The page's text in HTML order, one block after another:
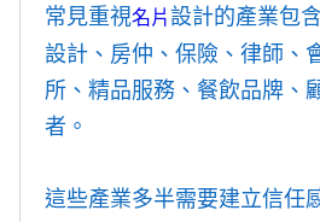
常見重視名片設計的產業包
設計、房仲、保險、律師、
所、精品服務、餐飲品牌、
者。
這些產業多半需要建立信任